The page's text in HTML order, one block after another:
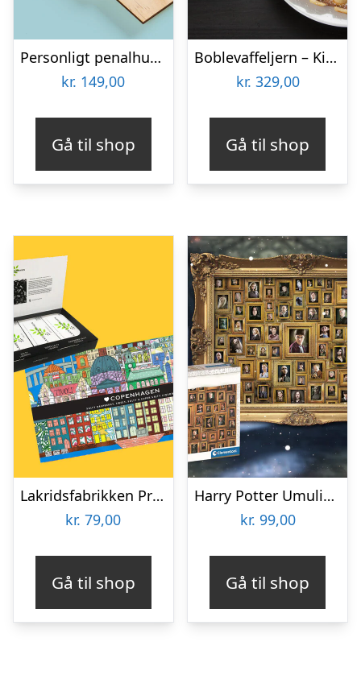
Personligt penalhus med foto & tekst
kr. 149,00
Gå til shop
Boblevaffeljern – KitchPro
kr. 329,00
Gå til shop
Lakridsfabrikken Premiumlakrids – Copenhagen
kr. 79,00
Gå til shop
Harry Potter Umulig Puslespil
kr. 99,00
Gå til shop